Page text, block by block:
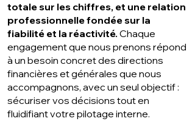
totale sur les chiffres, et une relation
professionnelle fondée sur la
fiabilité et la réactivité. Chaque
engagement que nous prenons répond
à un besoin concret des directions
financières et générales que nous
accompagnons, avec un seul objectif :
sécuriser vos décisions tout en
fluidifiant votre pilotage interne.